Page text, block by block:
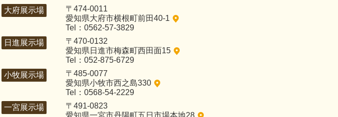
大府展示場
〒474-0011
愛知県大府市横根町前田40-1
Tel：0562-57-3829
日進展示場
〒470-0132
愛知県日進市梅森町西田面15
Tel：052-875-6729
小牧展示場
〒485-0077
愛知県小牧市西之島330
Tel：0568-54-2229
一宮展示場
〒491-0823
愛知県一宮市丹陽町五日市場本地28